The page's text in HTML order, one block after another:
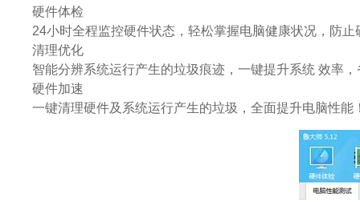
硬件体检
24小时全程监控硬件状态，轻松掌握电脑健康状况，防止
清理优化
智能分辨系统运行产生的垃圾痕迹，一键提升系统 效率，
硬件加速
一键清理硬件及系统运行产生的垃圾，全面提升电脑性能